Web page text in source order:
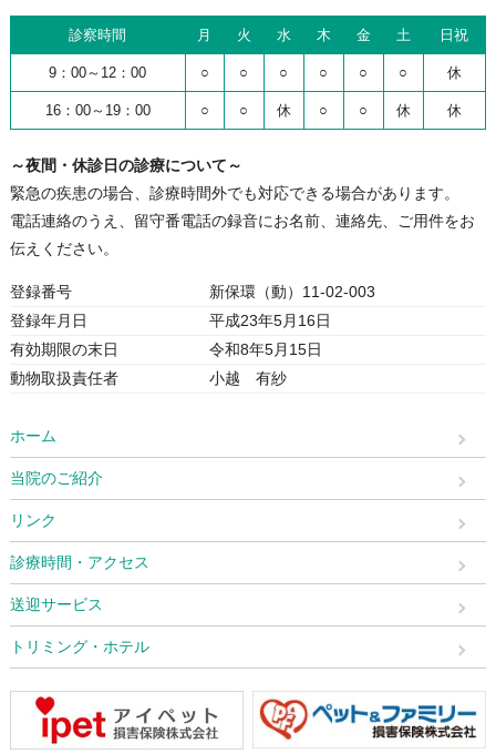
診察時間 月 火 水 木 金 土 日祝
9：00～12：00 ○ ○ ○ ○ ○ ○ 休
16：00～19：00 ○ ○ 休 ○ ○ 休 休
～夜間・休診日の診療について～
緊急の疾患の場合、診療時間外でも対応できる場合があります。
電話連絡のうえ、留守番電話の録音にお名前、連絡先、ご用件をお
伝えください。
登録番号
新保環（動）11-02-003
登録年月日
平成23年5月16日
有効期限の末日
令和8年5月15日
動物取扱責任者
小越 有紗
ホーム
当院のご紹介
リンク
診療時間・アクセス
送迎サービス
トリミング・ホテル